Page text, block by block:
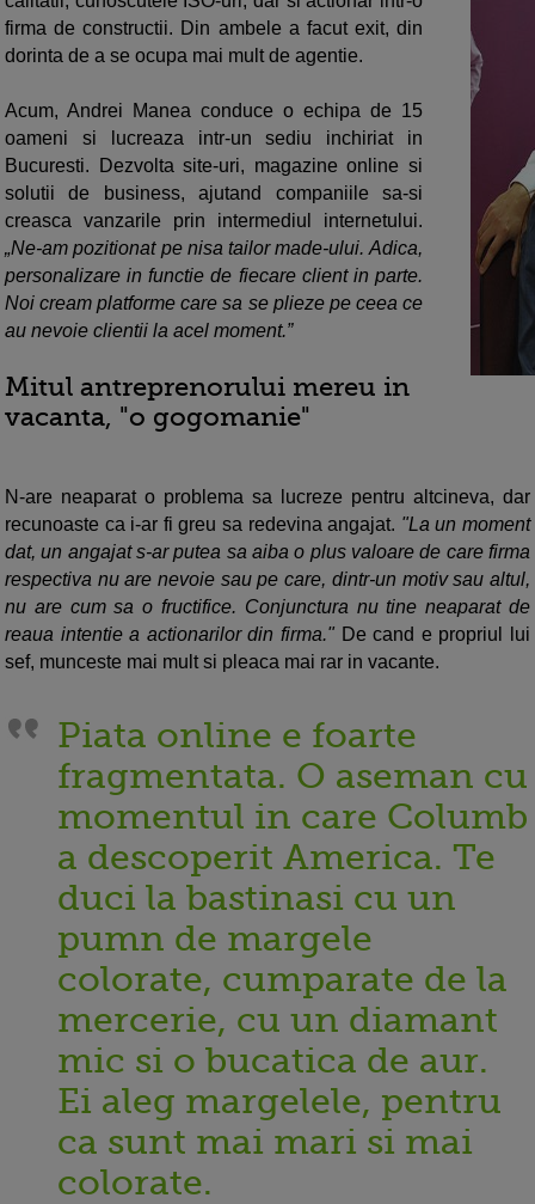
firma de constructii. Din ambele a facut exit, din
dorinta de a se ocupa mai mult de agentie.
Acum, Andrei Manea conduce o echipa de 15
oameni si lucreaza intr-un sediu inchiriat in
Bucuresti. Dezvolta site-uri, magazine online si
solutii de business, ajutand companiile sa-si
creasca vanzarile prin intermediul internetului.
„Ne-am pozitionat pe nisa tailor made-ului. Adica,
personalizare in functie de fiecare client in parte.
Noi cream platforme care sa se plieze pe ceea ce
au nevoie clientii la acel moment.”
Mitul antreprenorului mereu in
vacanta, "o gogomanie"
N-are neaparat o problema sa lucreze pentru altcineva, dar
recunoaste ca i-ar fi greu sa redevina angajat. "La un moment
dat, un angajat s-ar putea sa aiba o plus valoare de care firma
respectiva nu are nevoie sau pe care, dintr-un motiv sau altul,
nu are cum sa o fructifice. Conjunctura nu tine neaparat de
reaua intentie a actionarilor din firma." De cand e propriul lui
sef, munceste mai mult si pleaca mai rar in vacante.
Piata online e foarte
fragmentata. O aseman cu
momentul in care Columb
a descoperit America. Te
duci la bastinasi cu un
pumn de margele
colorate, cumparate de la
mercerie, cu un diamant
mic si o bucatica de aur.
Ei aleg margelele, pentru
ca sunt mai mari si mai
colorate.